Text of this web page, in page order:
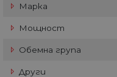
Марка
Мощност
Обемна група
Други